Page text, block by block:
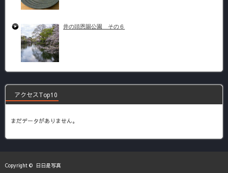
井の頭恩賜公園 その６
アクセスTop10
まだデータがありません。
Copyright © 日日是写真